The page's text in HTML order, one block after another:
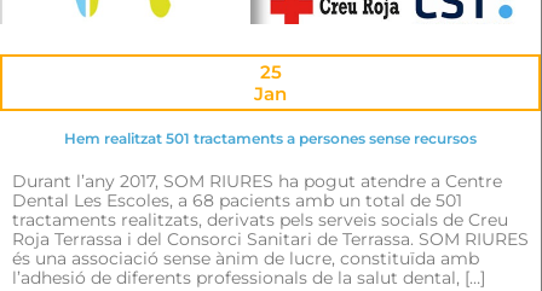
25
Jan
Hem realitzat 501 tractaments a persones sense recursos
Durant l’any 2017, SOM RIURES ha pogut atendre a Centre
Dental Les Escoles, a 68 pacients amb un total de 501
tractaments realitzats, derivats pels serveis socials de Creu
Roja Terrassa i del Consorci Sanitari de Terrassa. SOM RIURES
és una associació sense ànim de lucre, constituïda amb
l’adhesió de diferents professionals de la salut dental, […]